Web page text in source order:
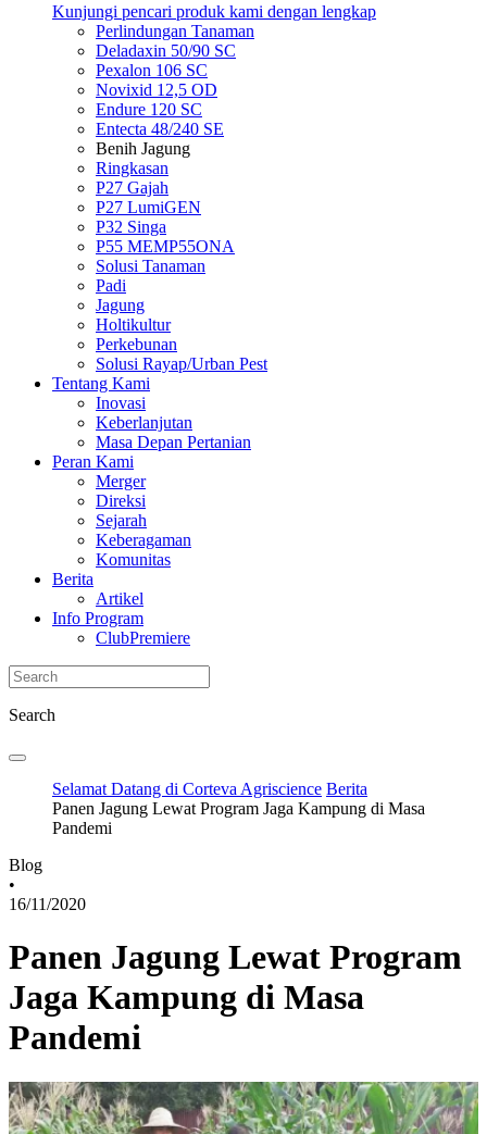
Kunjungi pencari produk kami dengan lengkap
Perlindungan Tanaman
Deladaxin 50/90 SC
Pexalon 106 SC
Novixid 12,5 OD
Endure 120 SC
Entecta 48/240 SE
Benih Jagung
Ringkasan
P27 Gajah
P27 LumiGEN
P32 Singa
P55 MEMP55ONA
Solusi Tanaman
Padi
Jagung
Holtikultur
Perkebunan
Solusi Rayap/Urban Pest
Tentang Kami
Inovasi
Keberlanjutan
Masa Depan Pertanian
Peran Kami
Merger
Direksi
Sejarah
Keberagaman
Komunitas
Berita
Artikel
Info Program
ClubPremiere
Search
Selamat Datang di Corteva Agriscience Berita
Panen Jagung Lewat Program Jaga Kampung di Masa
Pandemi
Blog
•
16/11/2020
Panen Jagung Lewat Program
Jaga Kampung di Masa
Pandemi